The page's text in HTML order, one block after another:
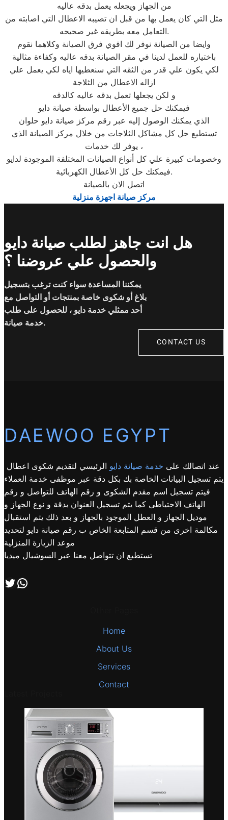
من الجهاز ويجعله يعمل بدقه عاليه
مثل التي كان يعمل بها من قبل ان تصيبه الاعطال التي اصابته من
التعامل معه بطريقه غير صحيحه.
وايضا من الصيانة نوفر لك اقوي فرق الصيانة وكلاهما نقوم
باختياره للعمل لدينا في مقر الصيانة بدقه عاليه وكفاءة مثالية
لكي يكون علي قدر من الثقه التي سنعطيها اياه لكي يعمل علي
ازاله الاعطال من الثلاجة
و لكن يجعلها تعمل بدقه عاليه كالدقه
فيمكنك حل جميع الأعطال بواسطة صيانة دايو
الذي يمكنك الوصول إليه عبر رقم مركز صيانة دايو حلوان
تستطيع حل كل مشاكل الثلاجات من خلال مركز الصيانة الذي
يوفر لك خدمات ،
وخصومات كبيرة علي كل أنواع الصيانات المختلفة الموجودة لدايو
فيمكنك حل كل الأعطال الكهربائية.
اتصل الان بالصيانة
مركز صيانة اجهزة منزلية
هل انت جاهز لطلب صيانة دايو
والحصول علي عروضنا ؟
يمكننا المساعدة سواء كنت ترغب بتسجيل
بلاغ أو شكوى خاصة بمنتجات أو التواصل مع
أحد ممثلي خدمة دايو ، للحصول على طلب
خدمة صيانة.
CONTACT US
DAEWOO EGYPT
عند اتصالك على خدمة صيانة دايو الرئيسي لتقديم شكوى اعطال
يتم تسجيل البيانات الخاصة بك بكل دقة عبر موظفى خدمة العملاء
فيتم تسجيل اسم مقدم الشكوى و رقم الهاتف للتواصل و رقم
الهاتف الاحتياطى كما يتم تسجيل العنوان بدقة و نوع الجهاز و
موديل الجهاز و العطل الموجود بالجهاز و بعد ذلك يتم استقبال
مكالمة اخرى من قسم المتابعة الخاص ب رقم صيانة دايو لتحديد
موعد الزيارة المنزلية
تستطيع ان تتواصل معنا عبر السوشيال ميديا
تابعنا علي صفحة التويتر اتصل بنا علي طريق الوتساب
Home
About Us
Services
Contact